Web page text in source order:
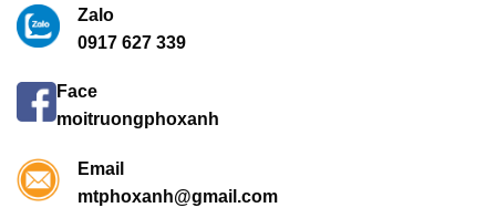
Zalo
0917 627 339
Face
moitruongphoxanh
Email
mtphoxanh@gmail.com